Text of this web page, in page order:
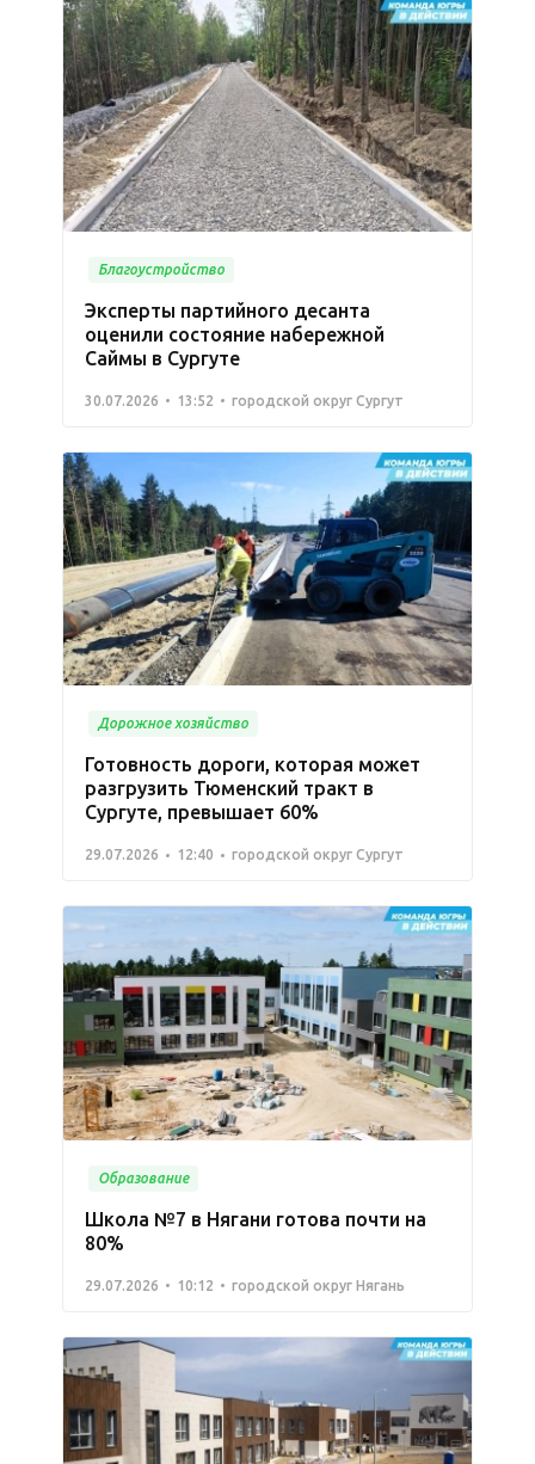
Благоустройство
Эксперты партийного десанта
оценили состояние набережной
Саймы в Сургуте
30.07.2026 13:52 городской округ Сургут
Дорожное хозяйство
Готовность дороги, которая может
разгрузить Тюменский тракт в
Сургуте, превышает 60%
29.07.2026 12:40 городской округ Сургут
Образование
Школа №7 в Нягани готова почти на
80%
29.07.2026 10:12 городской округ Нягань